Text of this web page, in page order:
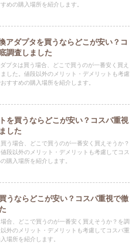
めの購入場所を紹介します。
アダプタを買うならどこが安い？コ
調査しました
プタは買う場合、どこで買うのが一番安く買え
した。値段以外のメリット・デメリットも考慮
すすめの購入場所を紹介します。
を買うならどこが安い？コスパ重視
した
う場合、どこで買うのが一番安く買えそうか？
段以外のメリット・デメリットも考慮してコス
購入場所を紹介します。
うならどこが安い？コスパ重視で徹
合、どこで買うのが一番安く買えそうか？を調
外のメリット・デメリットも考慮してコスパ重
場所を紹介します。